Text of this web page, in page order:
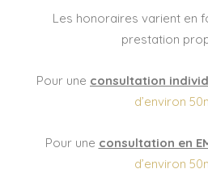
Les honoraires varient en
prestation
Pour une consultation
d’environ
Pour une consultation en
d’environ